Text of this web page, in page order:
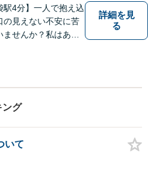
ます。
駅4分】一人で抱え込
の見えない不安に苦
ませんか？私はあな
に全力でサポートし
夜間や休日相談可
ール電話・WEB相談
詳細を見
る
ング
いて